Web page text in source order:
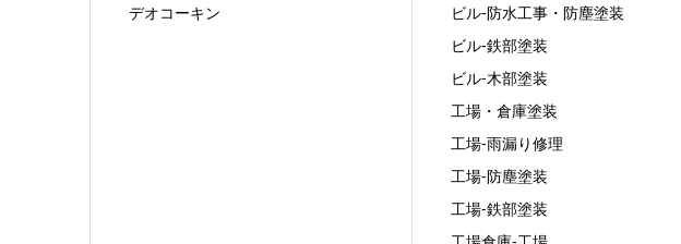
デオコーキン
ビル‐防水工事・防塵塗装
ビル‐鉄部塗装
ビル‐木部塗装
工場・倉庫塗装
工場‐雨漏り修理
工場‐防塵塗装
工場‐鉄部塗装